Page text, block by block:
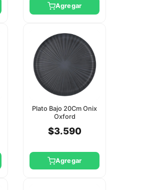
Agregar
Plato Bajo 20Cm Onix
Oxford
$3.590
Agregar